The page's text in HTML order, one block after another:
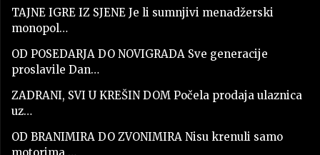
TAJNE IGRE IZ SJENE Je li sumnjivi menadžerski
monopol…
OD POSEDARJA DO NOVIGRADA Sve generacije
proslavile Dan…
ZADRANI, SVI U KREŠIN DOM Počela prodaja ulaznica
uz…
OD BRANIMIRA DO ZVONIMIRA Nisu krenuli samo